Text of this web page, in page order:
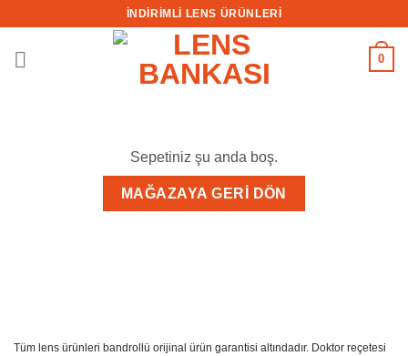
İNDİRİMLİ LENS ÜRÜNLERİ
0
Sepetiniz şu anda boş.
MAĞAZAYA GERI DÖN
Tüm lens ürünleri bandrollü orijinal ürün garantisi altındadır. Doktor reçetesi